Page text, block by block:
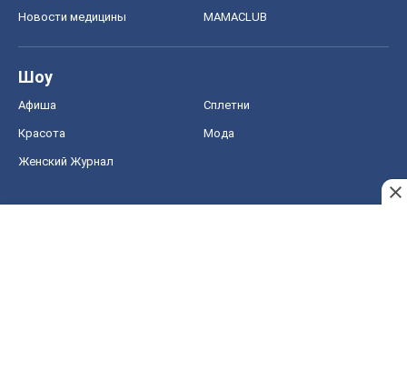
Новости медицины MAMACLUB
Шоу
Афиша Сплетни
Красота Мода
Женский Журнал